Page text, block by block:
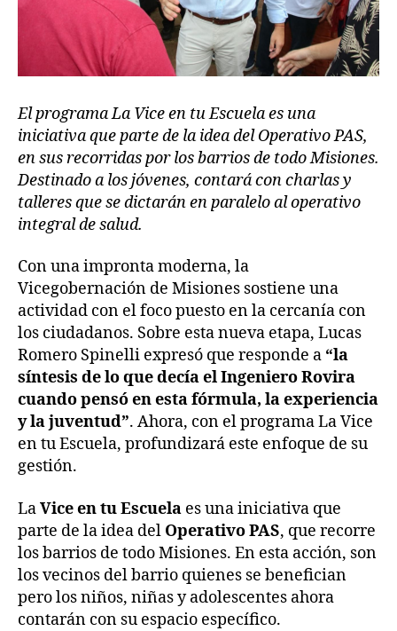
El programa La Vice en tu Escuela es una
iniciativa que parte de la idea del Operativo PAS,
en sus recorridas por los barrios de todo Misiones.
Destinado a los jóvenes, contará con charlas y
talleres que se dictarán en paralelo al operativo
integral de salud.
Con una impronta moderna, la
Vicegobernación de Misiones sostiene una
actividad con el foco puesto en la cercanía con
los ciudadanos. Sobre esta nueva etapa, Lucas
Romero Spinelli expresó que responde a “la
síntesis de lo que decía el Ingeniero Rovira
cuando pensó en esta fórmula, la experiencia
y la juventud”. Ahora, con el programa La Vice
en tu Escuela, profundizará este enfoque de su
gestión.
LaVice en tu Escuela es una iniciativa que
parte de la idea del Operativo PAS, que recorre
los barrios de todo Misiones. En esta acción, son
los vecinos del barrio quienes se benefician
pero los niños, niñas y adolescentes ahora
contarán con su espacio específico.